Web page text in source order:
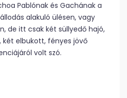
Pablónak és Gachának a
alakuló ülésen, vagy
de itt csak két süllyedő hajó,
elbukott, fényes jövő
volt szó.